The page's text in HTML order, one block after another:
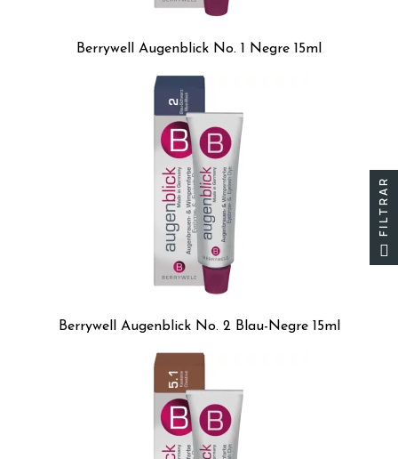
Berrywell Augenblick No. 1 Negre 15ml
Berrywell Augenblick No. 2 Blau-Negre 15ml
FILTRAR